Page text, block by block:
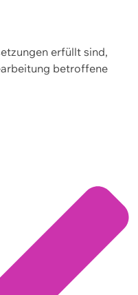
erfüllt sind,
betroffene